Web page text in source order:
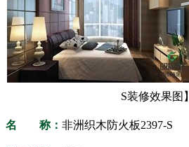
S装修效果图】
名 称： 非洲织木防火板2397-S